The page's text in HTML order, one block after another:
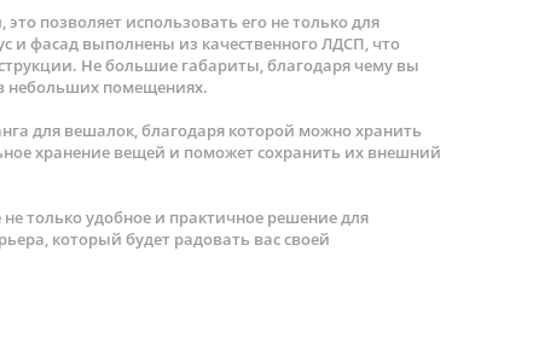
позволяет использовать его не только для
и фасад выполнены из качественного ЛДСП, что
Не большие габариты, благодаря чему вы
небольших помещениях.
для вешалок, благодаря которой можно хранить
хранение вещей и поможет сохранить их внешний
только удобное и практичное решение для
который будет радовать вас своей